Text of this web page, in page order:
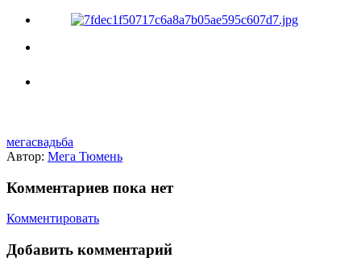
мегасвадьба
Автор: Мега Тюмень
Комментариев пока нет
Комментировать
Добавить комментарий